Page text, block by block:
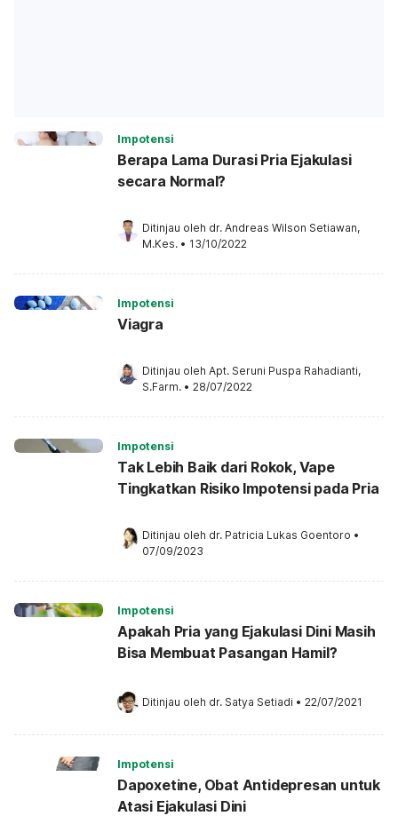
Impotensi
Berapa Lama Durasi Pria Ejakulasi
secara Normal?
Ditinjau oleh dr. Andreas Wilson Setiawan,
M.Kes. • 13/10/2022
Impotensi
Viagra
Ditinjau oleh Apt. Seruni Puspa Rahadianti,
S.Farm. • 28/07/2022
Impotensi
Tak Lebih Baik dari Rokok, Vape
Tingkatkan Risiko Impotensi pada Pria
Ditinjau oleh dr. Patricia Lukas Goentoro •
07/09/2023
Impotensi
Apakah Pria yang Ejakulasi Dini Masih
Bisa Membuat Pasangan Hamil?
Ditinjau oleh dr. Satya Setiadi • 22/07/2021
Impotensi
Dapoxetine, Obat Antidepresan untuk
Atasi Ejakulasi Dini